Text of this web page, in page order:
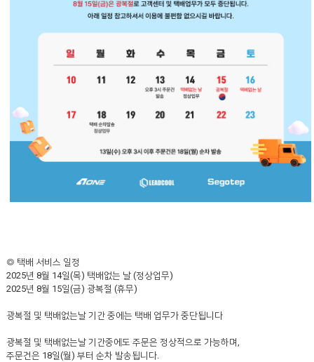
◎ 택배 서비스 일정
2025년 8월 14일(목) 택배없는 날(정상업무)
2025년 8월 15일(금) 광복절 (휴무)
광복절 및 택배없는날 기간 중에는 택배 업무가 중단됩니다
광복절 및 택배없는날 기간중에도 주문은 정상적으로 가능하며 ,
주문건은 18일(월) 부터 순차 발송됩니다.